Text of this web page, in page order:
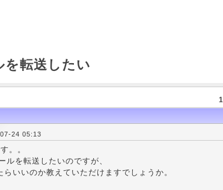
転送したい
1
24 05:13
。。
ルを転送したいのですが、
らいいのか教えていただけますでしょうか。